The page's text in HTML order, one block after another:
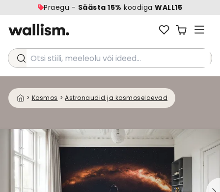
Praegu - Säästa 15% koodiga WALL15
Otsi stiili, meeleolu või ideed...
> Kosmos > Astronaudid ja kosmoselaevad